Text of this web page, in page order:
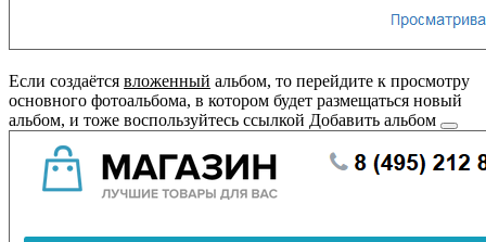
Если создаётся вложенный альбом, то перейдите к просмотру
основного фотоальбома, в котором будет размещаться новый
альбом, и тоже воспользуйтесь ссылкой Добавить альбом